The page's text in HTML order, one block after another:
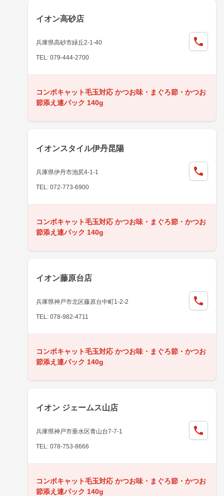
イオン高砂店
兵庫県高砂市緑丘2-1-40
TEL: 079-444-2700
コンボキャット毛玉対応 かつお味・まぐろ節・かつお
節添え連パック 140g
イオンスタイル伊丹昆陽
兵庫県伊丹市池尻4-1-1
TEL: 072-773-6900
コンボキャット毛玉対応 かつお味・まぐろ節・かつお
節添え連パック 140g
イオン藤原台店
兵庫県神戸市北区藤原台中町1-2-2
TEL: 078-982-4711
コンボキャット毛玉対応 かつお味・まぐろ節・かつお
節添え連パック 140g
イオン ジェームス山店
兵庫県神戸市垂水区青山台7-7-1
TEL: 078-753-8666
コンボキャット毛玉対応 かつお味・まぐろ節・かつお
節添え連パック 140g